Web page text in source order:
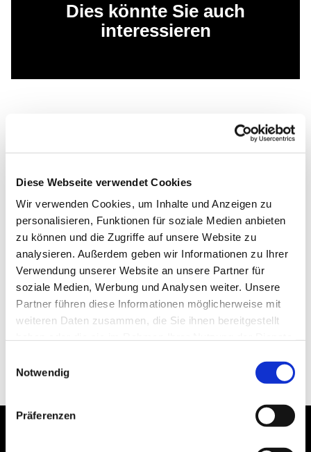
Diese Webseite verwendet Cookies
Wir verwenden Cookies, um Inhalte und Anzeigen zu
personalisieren, Funktionen für soziale Medien anbieten
zu können und die Zugriffe auf unsere Website zu
analysieren. Außerdem geben wir Informationen zu Ihrer
Verwendung unserer Website an unsere Partner für
soziale Medien, Werbung und Analysen weiter. Unsere
Partner führen diese Informationen möglicherweise mit
weiteren Daten zusammen, die Sie ihnen bereitgestellt
Notwendig
Präferenzen
Dies könnte Sie auch
interessieren